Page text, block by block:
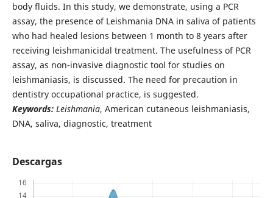
body fluids. In this study, we demonstrate, using a PCR
assay, the presence of Leishmania DNA in saliva of patients
who had healed lesions between 1 month to 8 years after
receiving leishmanicidal treatment. The usefulness of PCR
assay, as non-invasive diagnostic tool for studies on
leishmaniasis, is discussed. The need for precaution in
dentistry occupational practice, is suggested.
Keywords: Leishmania, American cutaneous leishmaniasis,
DNA, saliva, diagnostic, treatment
Descargas